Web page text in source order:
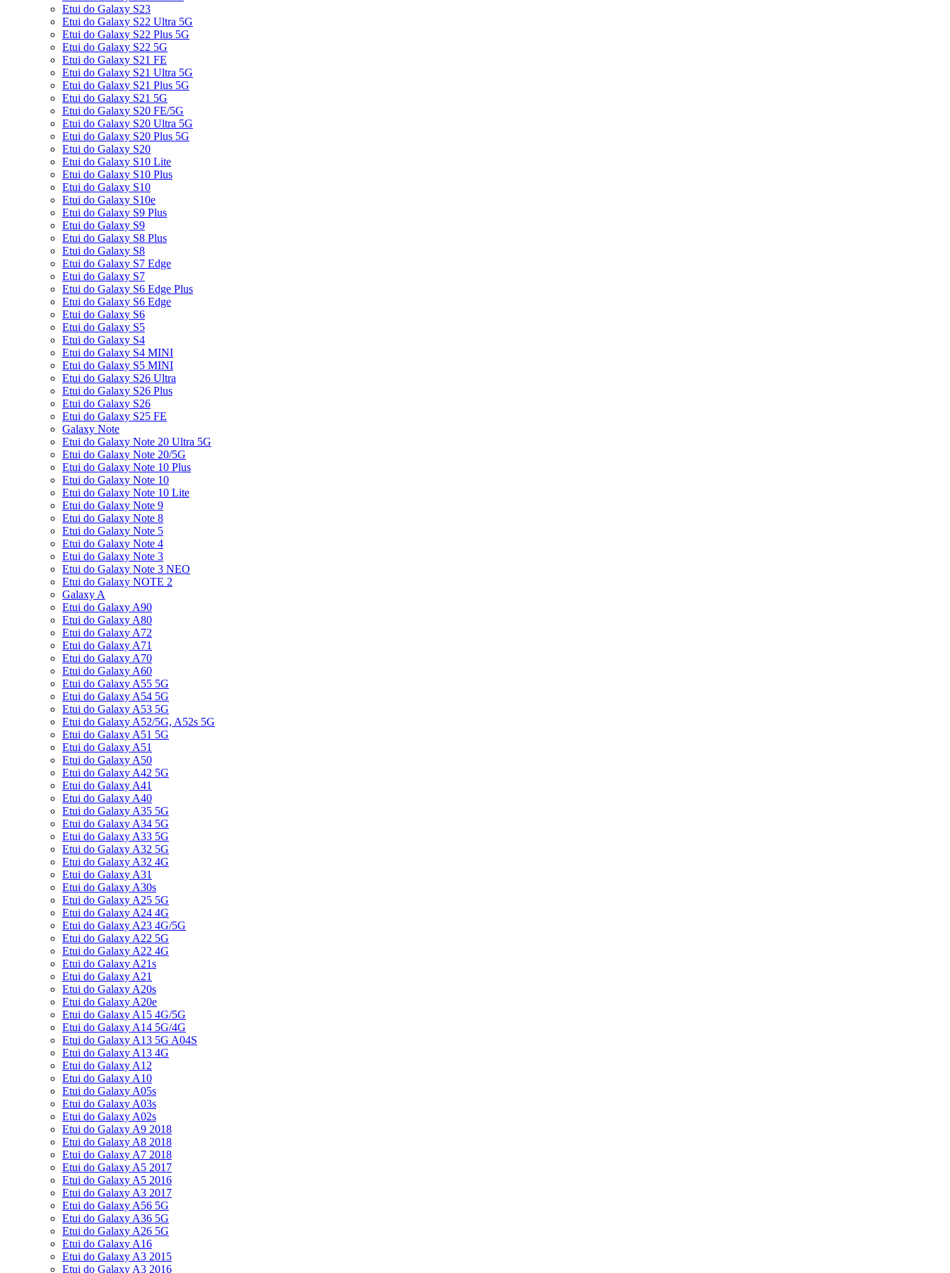
Etui do Galaxy S23
Etui do Galaxy S22 Ultra 5G
Etui do Galaxy S22 Plus 5G
Etui do Galaxy S22 5G
Etui do Galaxy S21 FE
Etui do Galaxy S21 Ultra 5G
Etui do Galaxy S21 Plus 5G
Etui do Galaxy S21 5G
Etui do Galaxy S20 FE/5G
Etui do Galaxy S20 Ultra 5G
Etui do Galaxy S20 Plus 5G
Etui do Galaxy S20
Etui do Galaxy S10 Lite
Etui do Galaxy S10 Plus
Etui do Galaxy S10
Etui do Galaxy S10e
Etui do Galaxy S9 Plus
Etui do Galaxy S9
Etui do Galaxy S8 Plus
Etui do Galaxy S8
Etui do Galaxy S7 Edge
Etui do Galaxy S7
Etui do Galaxy S6 Edge Plus
Etui do Galaxy S6 Edge
Etui do Galaxy S6
Etui do Galaxy S5
Etui do Galaxy S4
Etui do Galaxy S4 MINI
Etui do Galaxy S5 MINI
Etui do Galaxy S26 Ultra
Etui do Galaxy S26 Plus
Etui do Galaxy S26
Etui do Galaxy S25 FE
Galaxy Note
Etui do Galaxy Note 20 Ultra 5G
Etui do Galaxy Note 20/5G
Etui do Galaxy Note 10 Plus
Etui do Galaxy Note 10
Etui do Galaxy Note 10 Lite
Etui do Galaxy Note 9
Etui do Galaxy Note 8
Etui do Galaxy Note 5
Etui do Galaxy Note 4
Etui do Galaxy Note 3
Etui do Galaxy Note 3 NEO
Etui do Galaxy NOTE 2
Galaxy A
Etui do Galaxy A90
Etui do Galaxy A80
Etui do Galaxy A72
Etui do Galaxy A71
Etui do Galaxy A70
Etui do Galaxy A60
Etui do Galaxy A55 5G
Etui do Galaxy A54 5G
Etui do Galaxy A53 5G
Etui do Galaxy A52/5G, A52s 5G
Etui do Galaxy A51 5G
Etui do Galaxy A51
Etui do Galaxy A50
Etui do Galaxy A42 5G
Etui do Galaxy A41
Etui do Galaxy A40
Etui do Galaxy A35 5G
Etui do Galaxy A34 5G
Etui do Galaxy A33 5G
Etui do Galaxy A32 5G
Etui do Galaxy A32 4G
Etui do Galaxy A31
Etui do Galaxy A30s
Etui do Galaxy A25 5G
Etui do Galaxy A24 4G
Etui do Galaxy A23 4G/5G
Etui do Galaxy A22 5G
Etui do Galaxy A22 4G
Etui do Galaxy A21s
Etui do Galaxy A21
Etui do Galaxy A20s
Etui do Galaxy A20e
Etui do Galaxy A15 4G/5G
Etui do Galaxy A14 5G/4G
Etui do Galaxy A13 5G A04S
Etui do Galaxy A13 4G
Etui do Galaxy A12
Etui do Galaxy A10
Etui do Galaxy A05s
Etui do Galaxy A03s
Etui do Galaxy A02s
Etui do Galaxy A9 2018
Etui do Galaxy A8 2018
Etui do Galaxy A7 2018
Etui do Galaxy A5 2017
Etui do Galaxy A5 2016
Etui do Galaxy A3 2017
Etui do Galaxy A56 5G
Etui do Galaxy A36 5G
Etui do Galaxy A26 5G
Etui do Galaxy A16
Etui do Galaxy A3 2015
Etui do Galaxy A3 2016